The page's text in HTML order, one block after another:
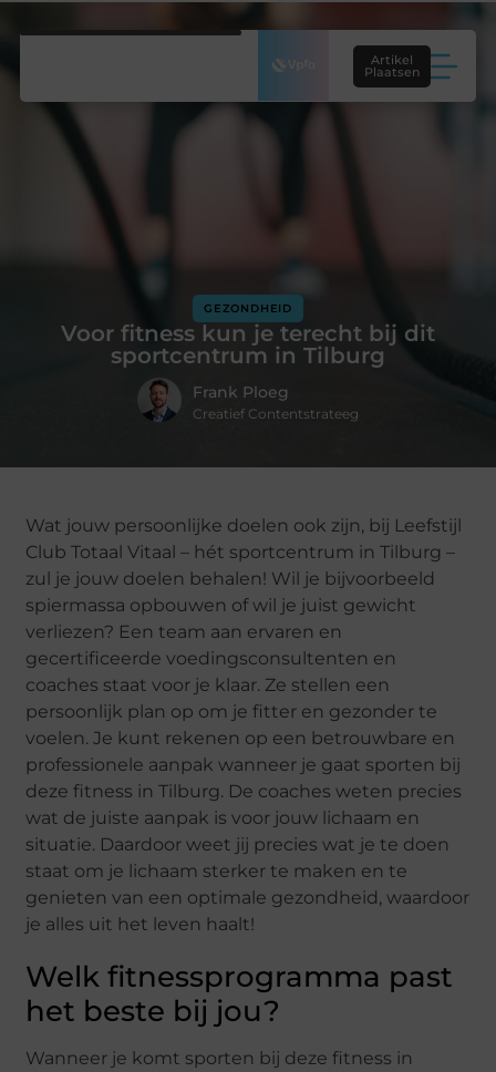
Artikel
Plaatsen
GEZONDHEID
Voor fitness kun je terecht bij dit
sportcentrum in Tilburg
Frank Ploeg
Creatief Contentstrateeg
Wat jouw persoonlijke doelen ook zijn, bij Leefstijl
Club Totaal Vitaal – hét sportcentrum in Tilburg –
zul je jouw doelen behalen! Wil je bijvoorbeeld
spiermassa opbouwen of wil je juist gewicht
verliezen? Een team aan ervaren en
gecertificeerde voedingsconsultenten en
coaches staat voor je klaar. Ze stellen een
persoonlijk plan op om je fitter en gezonder te
voelen. Je kunt rekenen op een betrouwbare en
professionele aanpak wanneer je gaat sporten bij
deze fitness in Tilburg. De coaches weten precies
wat de juiste aanpak is voor jouw lichaam en
situatie. Daardoor weet jij precies wat je te doen
staat om je lichaam sterker te maken en te
genieten van een optimale gezondheid, waardoor
je alles uit het leven haalt!
Welk fitnessprogramma past
het beste bij jou?
Wanneer je komt sporten bij deze fitness in